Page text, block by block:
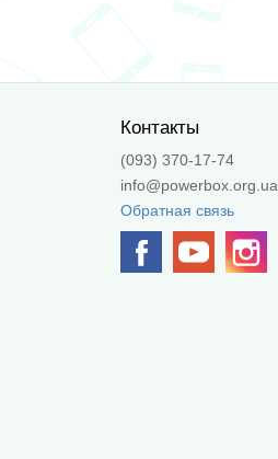
Контакты
(093) 370-17-74
info@powerbox.org.ua
Обратная связь